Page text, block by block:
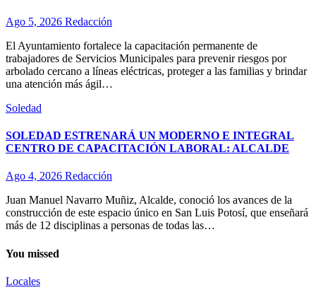
Ago 5, 2026 Redacción
El Ayuntamiento fortalece la capacitación permanente de
trabajadores de Servicios Municipales para prevenir riesgos por
arbolado cercano a líneas eléctricas, proteger a las familias y brindar
una atención más ágil…
Soledad
SOLEDAD ESTRENARÁ UN MODERNO E INTEGRAL
CENTRO DE CAPACITACIÓN LABORAL: ALCALDE
Ago 4, 2026 Redacción
Juan Manuel Navarro Muñiz, Alcalde, conoció los avances de la
construcción de este espacio único en San Luis Potosí, que enseñará
más de 12 disciplinas a personas de todas las…
You missed
Locales